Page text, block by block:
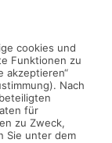
Vermieten